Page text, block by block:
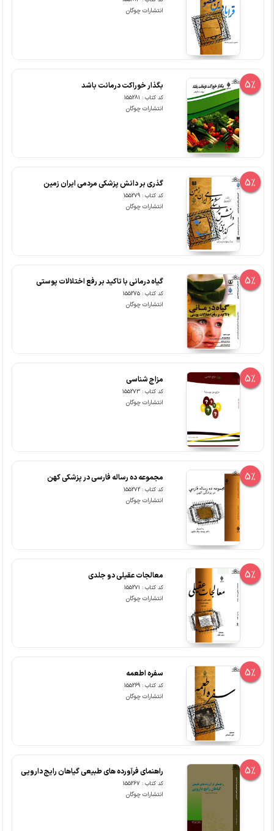
انتشارات چوگان
5% بگذار خوراکت درمانت باشد
کد کتاب : 155281
انتشارات چوگان
5% گذری بر دانش پزشکی مردمی ایران زمین
کد کتاب : 155279
انتشارات چوگان
5% گیاه درمانی با تاکید بر رفع اختلالات پوستی
کد کتاب : 155275
انتشارات چوگان
5% مزاج شناسی
کد کتاب : 155273
انتشارات چوگان
5% مجموعه ده رساله فارسی در پزشکی کهن
کد کتاب : 155272
انتشارات چوگان
5% معالجات عقیلی دو جلدی
کد کتاب : 155271
انتشارات چوگان
5% سفره اطعمه
کد کتاب : 155269
انتشارات چوگان
5% راهنمای فرآورده های طبیعی گیاهان رایج دارویی
کد کتاب : 155267
انتشارات چوگان